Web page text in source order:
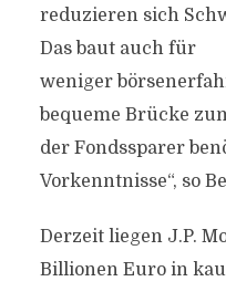
reduzieren sich
Das baut auch für
weniger
bequeme Brücke
der Fondssparer
Vorkenntnisse“, so
Derzeit liegen J.P.
Billionen Euro in